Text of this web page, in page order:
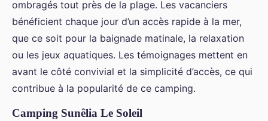
ombragés tout près de la plage. Les vacanciers
bénéficient chaque jour d’un accès rapide à la mer,
que ce soit pour la baignade matinale, la relaxation
ou les jeux aquatiques. Les témoignages mettent en
avant le côté convivial et la simplicité d’accès, ce qui
contribue à la popularité de ce camping.
Camping Sunêlia Le Soleil